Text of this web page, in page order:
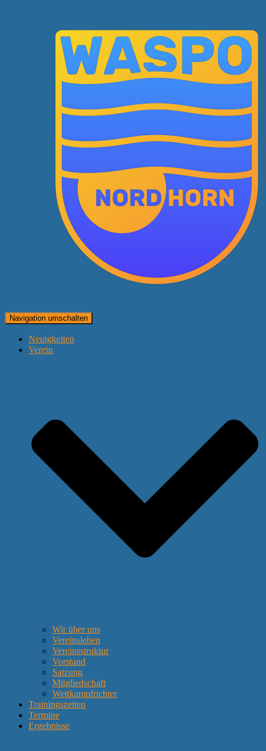
Navigation umschalten
Neuigkeiten
Verein
Wir über uns
Vereinsleben
Vereinsstruktur
Vorstand
Satzung
Mitgliedschaft
Wettkampfrichter
Trainingszeiten
Termine
Ergebnisse